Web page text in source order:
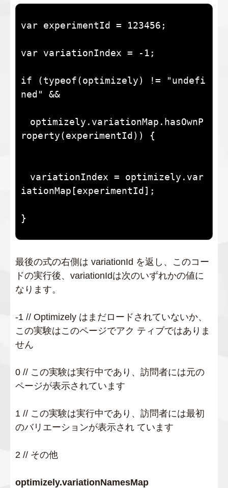
var experimentId = 123456;
var variationIndex = -1;
if (typeof(optimizely) != "undefi
ned" &&
optimizely.variationMap.hasOwnP
roperty(experimentId)) {
variationIndex = optimizely.var
iationMap[experimentId];
}
最後の式の右側は variationId を返し、このコー
ドの実行後、variationIdは次のいずれかの値に
なります。
-1 // Optimizely はまだロードされていないか、
この実験はこのページでアク ティブではありま
せん
0 // この実験は実行中であり、訪問者には元の
ページが表示されています
1 // この実験は実行中であり、訪問者には最初
のバリエーションが表示され ています
2 // その他
optimizely.variationNamesMap